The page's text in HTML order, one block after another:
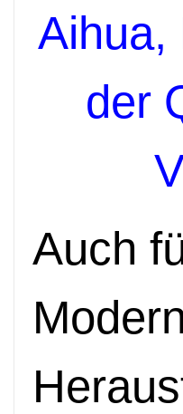
Aihua,
der
Auch